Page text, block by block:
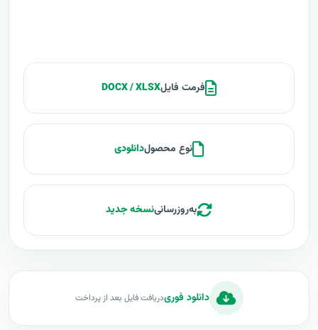
فرمت فایلDOCX / XLSX
نوع محصولدانلودی
به‌روزرسانینسخه جدید
دانلود فوریدریافت فایل بعد از پرداخت